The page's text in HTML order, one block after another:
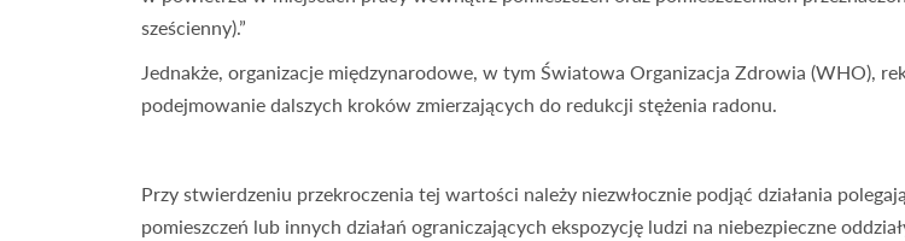
sześcienny).”
Jednakże, organizacje międzynarodowe, w tym Światowa Organizacja Zdrowia (WHO),
podejmowanie dalszych kroków zmierzających do redukcji stężenia radonu.
Przy stwierdzeniu przekroczenia tej wartości należy niezwłocznie podjąć działania
pomieszczeń lub innych działań ograniczających ekspozycję ludzi na niebezpieczne